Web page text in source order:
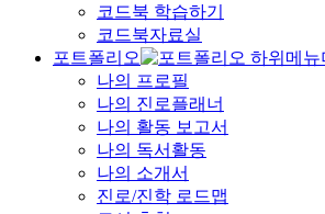
코드북 학습하기
코드북자료실
포트폴리오
나의 프로필
나의 진로플래너
나의 활동 보고서
나의 독서활동
나의 소개서
진로/진학 로드맵